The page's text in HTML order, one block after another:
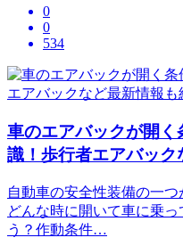
0
0
534
車のエアバックが開
識！歩行者エアバック
自動車の安全性装備の一
どんな時に開いて車に乗
う？作動条件…